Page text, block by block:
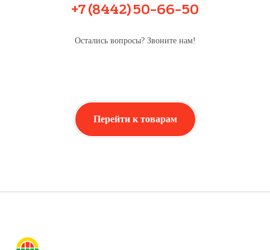
+7 (8442) 50-66-50
Остались вопросы? Звоните нам!
Перейти к товарам